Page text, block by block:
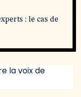
: le cas de